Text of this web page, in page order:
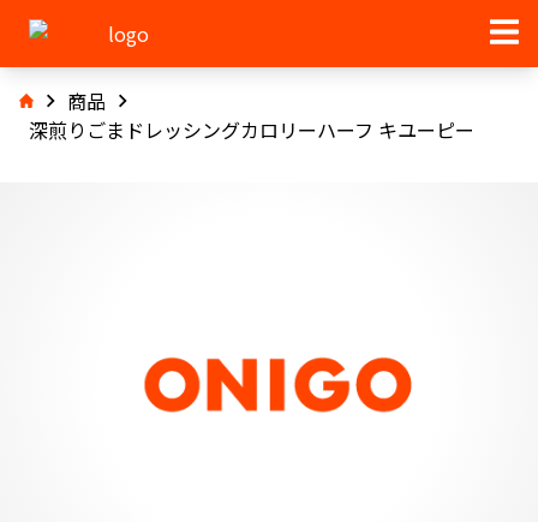
商品
深煎りごまドレッシングカロリーハーフ キユーピー